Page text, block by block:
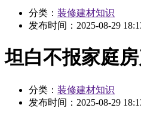
分类： 装修建材知识
发布时间： 2025-08-29
坦白不报家庭
分类： 装修建材知识
发布时间： 2025-08-29